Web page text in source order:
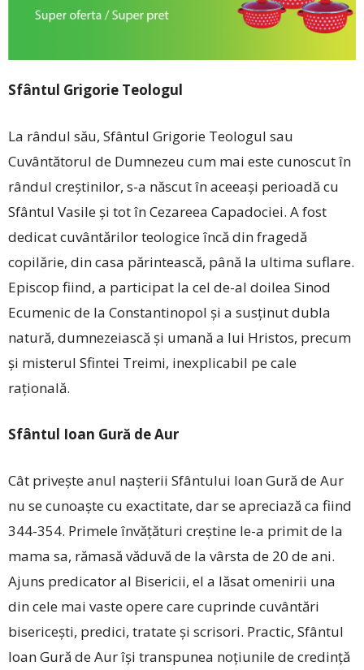
Sfântul Grigorie Teologul
La rândul său, Sfântul Grigorie Teologul sau
Cuvântătorul de Dumnezeu cum mai este cunoscut în
rândul creştinilor, s-a născut în aceeaşi perioadă cu
Sfântul Vasile şi tot în Cezareea Capadociei. A fost
dedicat cuvântărilor teologice încă din fragedă
copilărie, din casa părintească, până la ultima suflare.
Episcop fiind, a participat la cel de-al doilea Sinod
Ecumenic de la Constantinopol şi a susţinut dubla
natură, dumnezeiască şi umană a lui Hristos, precum
şi misterul Sfintei Treimi, inexplicabil pe cale
raţională.
Sfântul Ioan Gură de Aur
Cât priveşte anul naşterii Sfântului Ioan Gură de Aur
nu se cunoaşte cu exactitate, dar se apreciază ca fiind
344-354. Primele învăţături creştine le-a primit de la
mama sa, rămasă văduvă de la vârsta de 20 de ani.
Ajuns predicator al Bisericii, el a lăsat omenirii una
din cele mai vaste opere care cuprinde cuvântări
bisericești, predici, tratate și scrisori. Practic, Sfântul
Ioan Gură de Aur își transpunea noţiunile de credinţă